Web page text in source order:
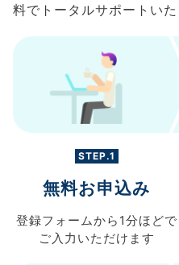
料でトータルサポートいた
STEP.1
無料お申込み
登録フォームから 1分ほどで
ご入力 いただけます